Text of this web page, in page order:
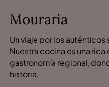
Mouraria
Un viaje por los auténticos
Nuestra cocina es una
gastronomía regional,
historia.